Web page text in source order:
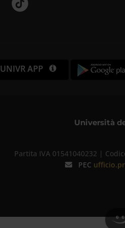
UNIVR APP
Università
Partita IVA 01541040232 |
PEC